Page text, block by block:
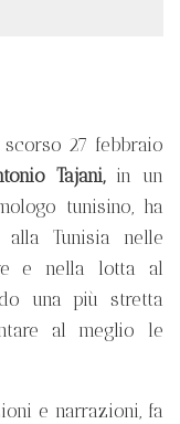
27 febbraio
Tajani,in un
tunisino, ha
Tunisia nelle
e nella lotta al
una più stretta
al meglio le
e narrazioni, fa